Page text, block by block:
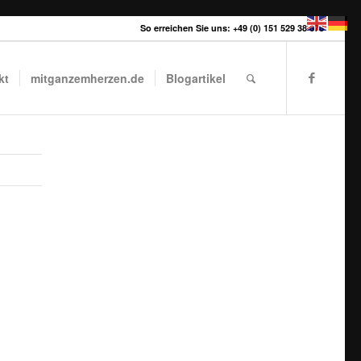
So erreichen Sie uns: +49 (0) 151 529 38 678
mitganzemherzen.de Blogartikel